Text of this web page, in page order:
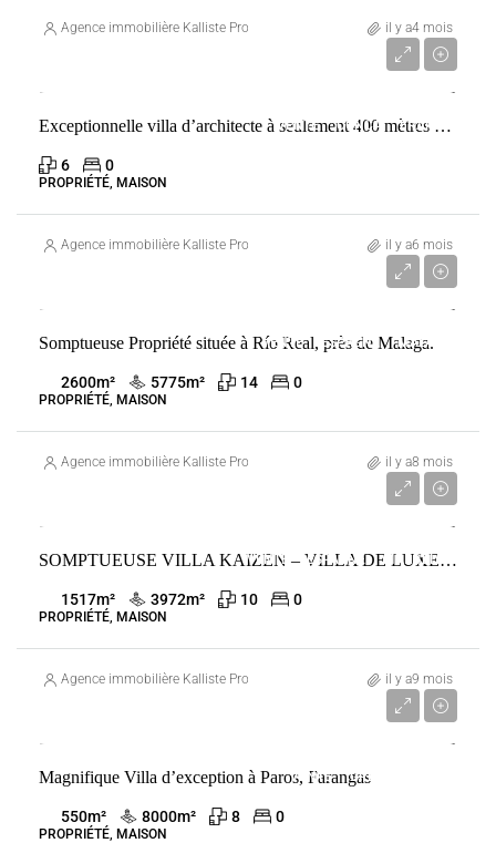
Agence immobilière Kalliste Properties il y a4 mois
VENTE CONCA FRANCEExceptionnelle villa d’architecte à seulement 400 mètres de l’une des plus belles plages de la côte Fautea. Conca
6 0
PROPRIÉTÉ, MAISON
Agence immobilière Kalliste Properties il y a6 mois
VENTE ESPAGNE MÁLAGA
Somptueuse Propriété située à Río Real, près de Malaga.
2600m² 5775m² 14 0
PROPRIÉTÉ, MAISON
Agence immobilière Kalliste Properties il y a8 mois
VENTE ESPAGNE MARBELLASOMPTUEUSE VILLA KAIZEN – VILLA DE LUXE À LA ZAGALETA
1517m² 3972m² 10 0
PROPRIÉTÉ, MAISON
Agence immobilière Kalliste Properties il y a9 mois
VENTE GRÈCE
Magnifique Villa d’exception à Paros, Farangas
550m² 8000m² 8 0
PROPRIÉTÉ, MAISON